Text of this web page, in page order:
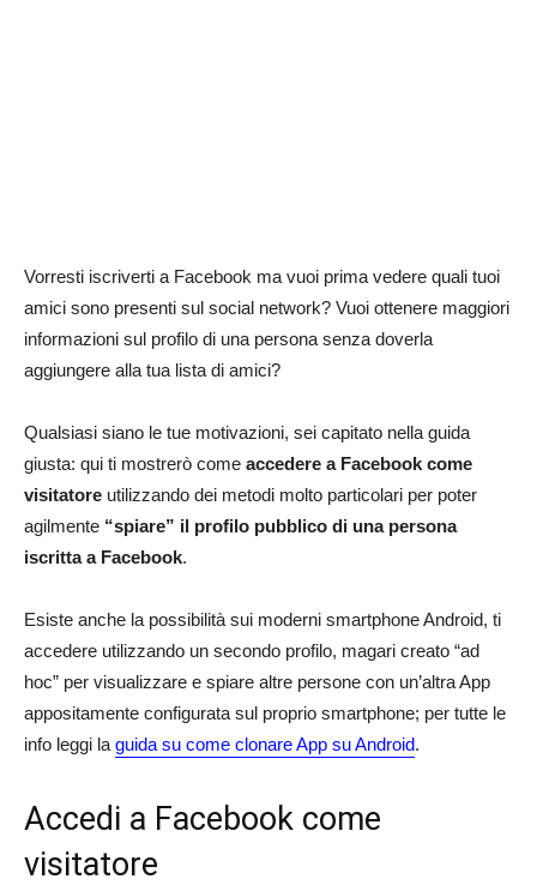
Vorresti iscriverti a Facebook ma vuoi prima vedere quali tuoi
amici sono presenti sul social network? Vuoi ottenere maggiori
informazioni sul profilo di una persona senza doverla
aggiungere alla tua lista di amici?
Qualsiasi siano le tue motivazioni, sei capitato nella guida
giusta: qui ti mostrerò come accedere a Facebook come
visitatore utilizzando dei metodi molto particolari per poter
agilmente “spiare” il profilo pubblico di una persona
iscritta a Facebook.
Esiste anche la possibilità sui moderni smartphone Android, ti
accedere utilizzando un secondo profilo, magari creato “ad
hoc” per visualizzare e spiare altre persone con un’altra App
appositamente configurata sul proprio smartphone; per tutte le
info leggi la guida su come clonare App su Android.
Accedi a Facebook come
visitatore